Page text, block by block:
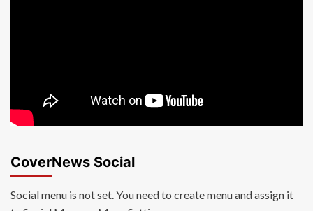
CoverNews Social
Social menu is not set. You need to create menu and assign it